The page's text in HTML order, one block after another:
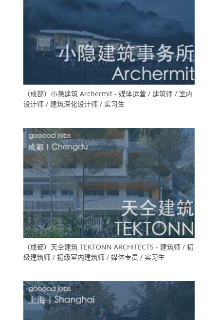
（成都）小隐建筑 Archermit - 媒体运营 / 建筑师 / 室内
设计师 / 建筑深化设计师 / 实习生
（成都）天仝建筑 TEKTONN ARCHITECTS - 建筑师 / 初
级建筑师 / 初级室内建筑师 / 媒体专员 / 实习生